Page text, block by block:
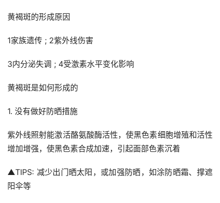
黄褐斑的形成原因
1家族遗传 ; 2紫外线伤害
3内分泌失调 ; 4受激素水平变化影响
黄褐斑是如何形成的
1. 没有做好防晒措施
紫外线照射能激活酪氨酸酶活性，使黑色素细胞增殖和活性
增加增强，使黑色素合成加速，引起面部色素沉着
▲TIPS: 减少出门晒太阳，或加强防晒，如涂防晒霜、撑遮
阳伞等